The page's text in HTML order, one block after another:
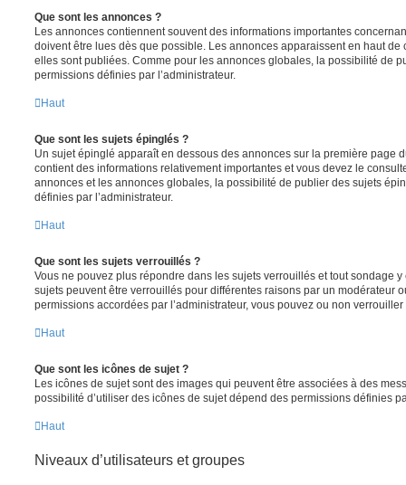
Que sont les annonces ?
Les annonces contiennent souvent des informations importantes
doivent être lues dès que possible. Les annonces apparaissent en haut
elles sont publiées. Comme pour les annonces globales, la possibilité de
permissions définies par l’administrateur.
Haut
Que sont les sujets épinglés ?
Un sujet épinglé apparaît en dessous des annonces sur la première page
contient des informations relativement importantes et vous devez le
annonces et les annonces globales, la possibilité de publier des sujets
définies par l’administrateur.
Haut
Que sont les sujets verrouillés ?
Vous ne pouvez plus répondre dans les sujets verrouillés et tout sondage
sujets peuvent être verrouillés pour différentes raisons par un modérateur
permissions accordées par l’administrateur, vous pouvez ou non
Haut
Que sont les icônes de sujet ?
Les icônes de sujet sont des images qui peuvent être associées à des
possibilité d’utiliser des icônes de sujet dépend des permissions définies
Haut
Niveaux d’utilisateurs et groupes